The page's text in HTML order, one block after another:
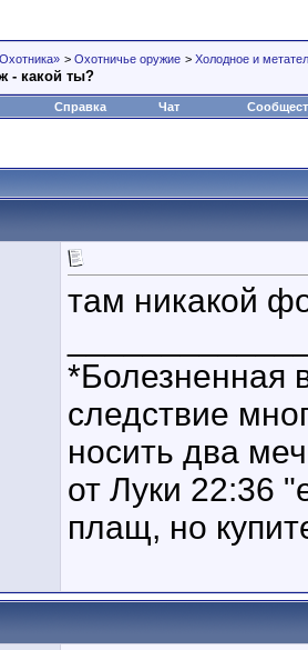
> Охотничье оружие > Холодное и
- какой ты?
Справка Чат
там никакой
*Болезненная
следствие
носить два
от Луки 22:36
плащ, но